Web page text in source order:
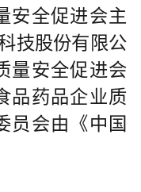
安全促进会主
技股份有限公
量安全促进会
品药品企业质
员会由《中国